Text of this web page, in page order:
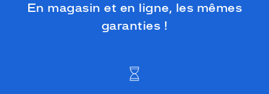
En magasin et en ligne, les mêmes
garanties !